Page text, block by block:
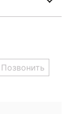
Позвонить